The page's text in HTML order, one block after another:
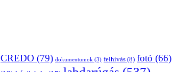
CREDO (79) dokumentumok (3) felhívás (8) fotó (66)